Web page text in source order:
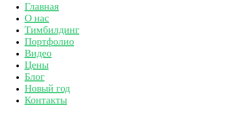
Главная
О нас
Тимбилдинг
Портфолио
Видео
Цены
Блог
Новый год
Контакты